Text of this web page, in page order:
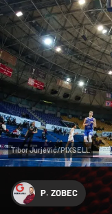
Tibor Jurjevic/PIXSELL
P. ZOBEC